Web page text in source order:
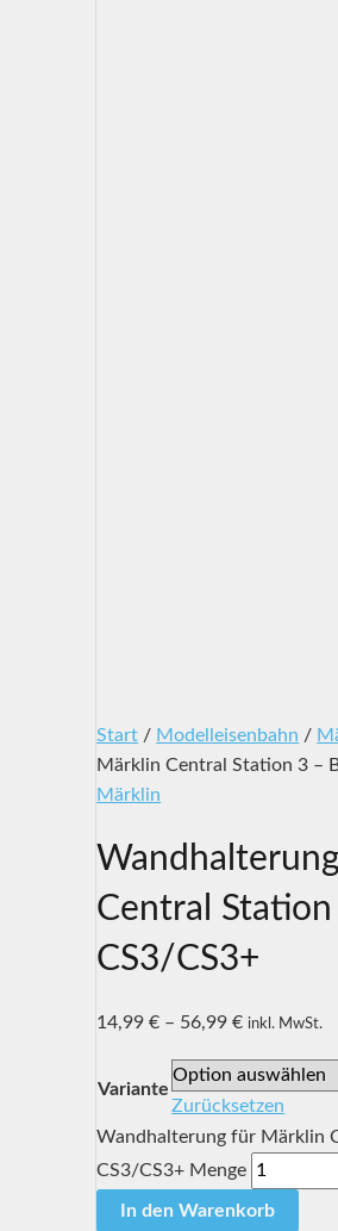
Start / Modelleisenbahn /
Märklin Central Station 3 –
Märklin
Central
CS3/CS3+
14,99€ – 56,99€ inkl. MwSt.
Variante
Zurücksetzen
Wandhalterung für Märklin
CS3/CS3+ Menge
In den Warenkorb